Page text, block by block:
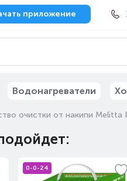
приложение
Водонагреватели
очистки от накипи Melitta
0-0-24